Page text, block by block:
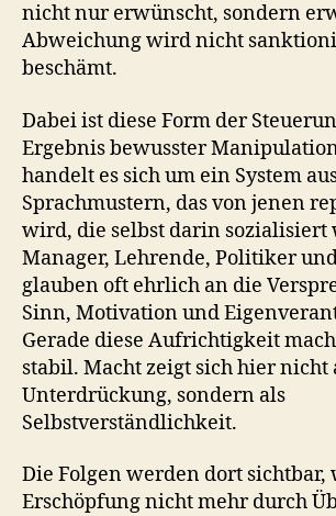
nicht nur erwünscht, sondern
Abweichung wird nicht
beschämt.
Dabei ist diese Form der
Ergebnis bewusster
handelt es sich um ein System
Sprachmustern, das von jenen
wird, die selbst darin sozialisiert
Manager, Lehrende, Politiker
glauben oft ehrlich an die
Sinn, Motivation und
Gerade diese Aufrichtigkeit
stabil. Macht zeigt sich hier nicht
Unterdrückung, sondern als
Selbstverständlichkeit.
Die Folgen werden dort sichtbar,
Erschöpfung nicht mehr durch